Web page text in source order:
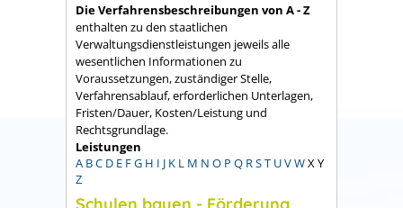
Die Verfahrensbeschreibungen von A - Z
enthalten zu den staatlichen
Verwaltungsdienstleistungen jeweils alle
wesentlichen Informationen zu
Voraussetzungen, zuständiger Stelle,
Verfahrensablauf, erforderlichen Unterlagen,
Fristen/Dauer, Kosten/Leistung und
Rechtsgrundlage.
Leistungen
A BC D E FG H I J K L M N O P Q RST UVWX Y
Z